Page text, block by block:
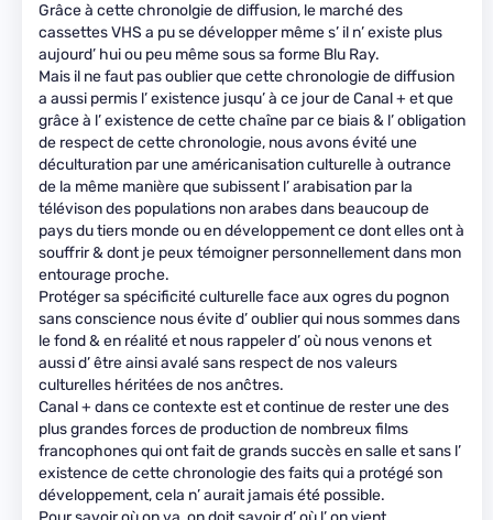
Grâce à cette chronolgie de diffusion, le marché des
cassettes VHS a pu se développer même s’ il n’ existe plus
aujourd’ hui ou peu même sous sa forme Blu Ray.
Mais il ne faut pas oublier que cette chronologie de diffusion
a aussi permis l’ existence jusqu’ à ce jour de Canal + et que
grâce à l’ existence de cette chaîne par ce biais & l’ obligation
de respect de cette chronologie, nous avons évité une
déculturation par une américanisation culturelle à outrance
de la même manière que subissent l’ arabisation par la
télévison des populations non arabes dans beaucoup de
pays du tiers monde ou en développement ce dont elles ont à
souffrir & dont ​je peux témoigner personnellement dans mon
entourage proche.
Protéger sa spécificité culturelle face aux ogres du pognon
sans conscience nous évite d’ oublier qui nous sommes dans
le fond & en réalité et nous rappeler d’ où nous venons et
aussi d’ être ainsi avalé sans respect de nos valeurs
culturelles héritées de nos anĉtres.
Canal + dans ce contexte est et continue de rester une des
plus grandes forces de production de nombreux films
francophones qui ont fait de grands succès en salle et sans l’
existence de cette chronologie des faits qui a protégé son
développement, cela n’ aurait jamais été possible.